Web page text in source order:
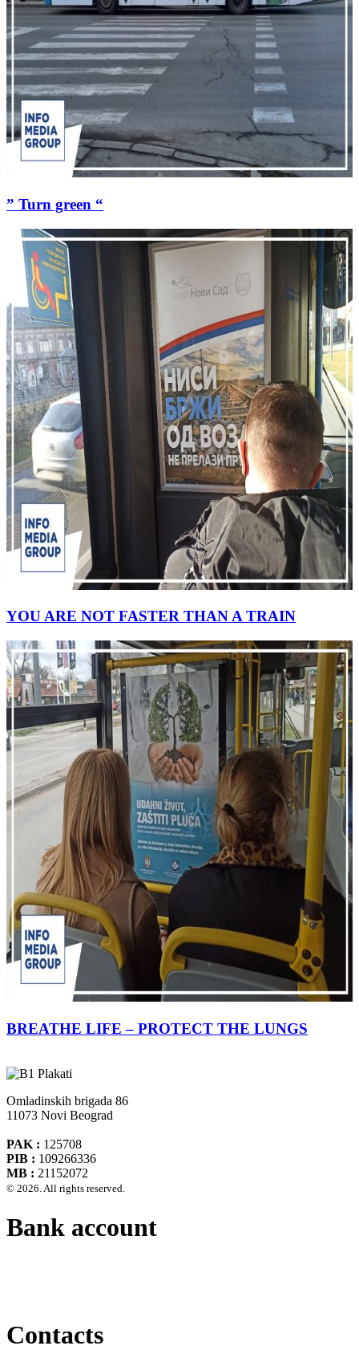
” Turn green “
YOU ARE NOT FASTER THAN A TRAIN
BREATHE LIFE – PROTECT THE LUNGS
Omladinskih brigada 86
11073 Novi Beograd
PAK : 125708
PIB : 109266336
MB : 21152072
© 2026. All rights reserved.
Bank account
Contacts